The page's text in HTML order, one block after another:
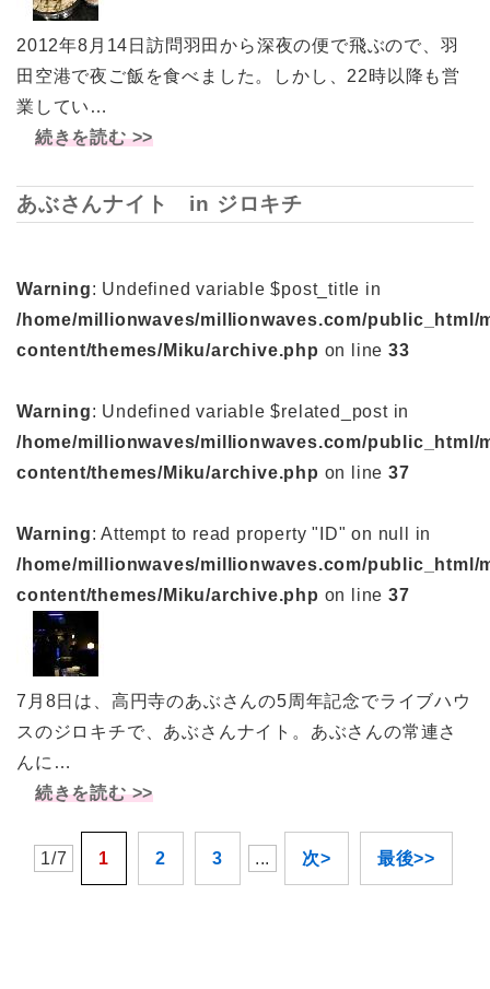
2012年8月14日訪問羽田から深夜の便で飛ぶので、羽
田空港で夜ご飯を食べました。しかし、22時以降も営
業してい…
続きを読む >>
あぶさんナイト in ジロキチ
Warning: Undefined variable $post_title in
/home/millionwaves/millionwaves.com/public_html/
content/themes/Miku/archive.php on line33
Warning: Undefined variable $related_post in
/home/millionwaves/millionwaves.com/public_html/
content/themes/Miku/archive.php on line37
Warning: Attempt to read property "ID" on null in
/home/millionwaves/millionwaves.com/public_html/
content/themes/Miku/archive.php on line37
7月8日は、高円寺のあぶさんの5周年記念でライブハウ
スのジロキチで、あぶさんナイト。あぶさんの常連さ
んに…
続きを読む >>
1/7 1 2 3 ... 次> 最後>>